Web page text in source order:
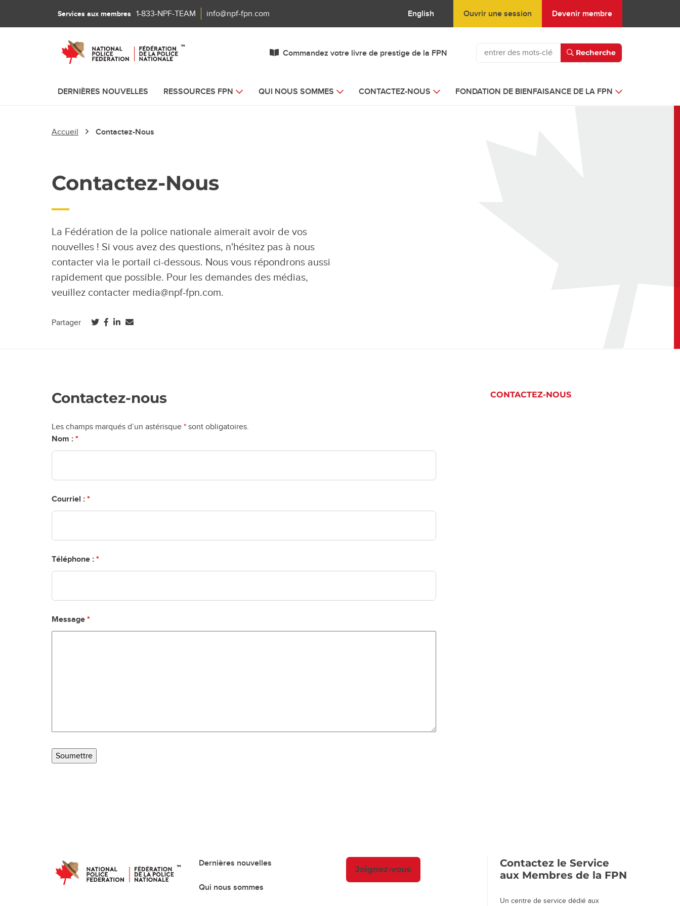
Services aux membres 1-833-NPF-TEAM info@npf-fpn.com English Ouvrir une session Devenir membre
Commandez votre livre de prestige de la FPN Recherche
DERNIÈRES NOUVELLES RESSOURCES FPN QUI NOUS SOMMES CONTACTEZ-NOUS FONDATION DE BIENFAISANCE DE LA FPN
Accueil Contactez-Nous
Contactez-Nous
La Fédération de la police nationale aimerait avoir de vos
nouvelles ! Si vous avez des questions, n'hésitez pas à nous
contacter via le portail ci-dessous. Nous vous répondrons aussi
rapidement que possible. Pour les demandes des médias,
veuillez contacter media@npf-fpn.com.
Partager (ouvre dans un nouvel onglet)
(ouvre dans un nouvel onglet)
(ouvre dans un nouvel onglet)
Contactez-nous
Les champs marqués d’un astérisque * sont obligatoires.
Nom : *
Courriel : *
Téléphone : *
Message *
CONTACTEZ-NOUS
Dernières nouvelles
Qui nous sommes
Joignez-vous
Contactez le Service
aux Membres de la FPN
Un centre de service dédié aux